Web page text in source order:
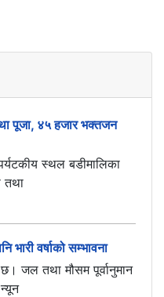
पूजा, ४५ हजार भक्तजन
स्थल बडीमालिका
तथा
वर्षाको सम्भावना
जल तथा मौसम पूर्वानुमान